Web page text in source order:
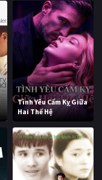
Tình Yêu Cấm Kỵ Giữa
Hai Thế Hệ